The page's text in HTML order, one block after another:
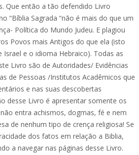
Que então a tão defendido Livro
“Bíblia Sagrada “não é mais do que um
Política do Mundo Judeu. E plagiou
Povos mais Antigos do que ela (isto
Israel e o idioma Hebraico). Todas as
Livro são de Autoridades/ Evidências
de Pessoas /Institutos Acadêmicos que
e nas suas descobertas
desse Livro é apresentar somente os
entra achismos, dogmas, fé e nem
de nenhum tipo de crença religiosa! Se
dos fatos em relação a Biblia,
a navegar nas páginas desse Livro.